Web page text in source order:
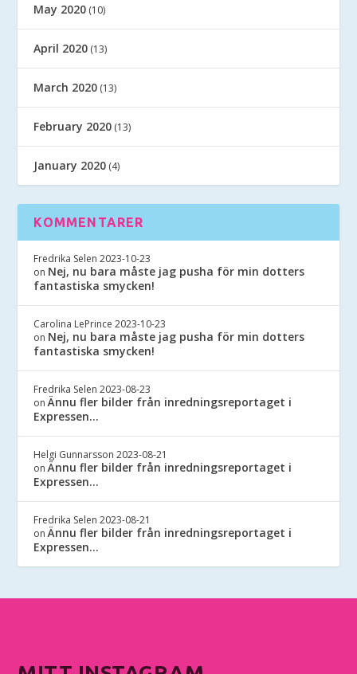
May 2020 (10)
April 2020 (13)
March 2020 (13)
February 2020 (13)
January 2020 (4)
KOMMENTARER
Fredrika Selen 2023-10-23
on Nej, nu bara måste jag pusha för min dotters
fantastiska smycken!
Carolina LePrince 2023-10-23
on Nej, nu bara måste jag pusha för min dotters
fantastiska smycken!
Fredrika Selen 2023-08-23
onÄnnu fler bilder från inredningsreportaget i
Expressen…
Helgi Gunnarsson 2023-08-21
onÄnnu fler bilder från inredningsreportaget i
Expressen…
Fredrika Selen 2023-08-21
onÄnnu fler bilder från inredningsreportaget i
Expressen…